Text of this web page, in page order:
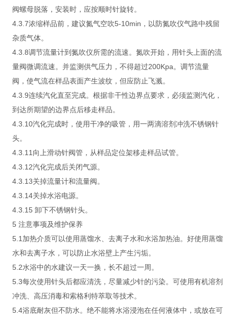
阀螺母脱落，安装时，应按顺时针旋转。
4.3.7浓缩样品前，建议氮气空吹5-10min，以防氮吹仪气路中残留
杂质气体。
4.3.8调节流量计到氮吹仪所需的流速。氮吹开始，用针头上面的流
量阀微调流速。并监测供气压力，不得超过200Kpa。调节流量
阀，使气流在样品表面产生波纹，但应防止飞溅。
4.3.9连续汽化直至完成。根据非干性边界点要求，必须监测汽化，
到达所期望的边界点后移走样品。
4.3.10汽化完成时，使用干净的吸管，用一两滴溶剂冲洗不锈钢针
头。
4.3.11向上滑动针阀管，从样品定位架移走样品试管。
4.3.12汽化完成后关闭气源。
4.3.13关掉流量计和流量阀。
4.3.14关掉水浴电源。
4.3.15 卸下不锈钢针头。
5 注意事项及维护保养
5.1加热介质可以使用蒸馏水、去离子水和水浴加热油。好使用蒸馏
水和去离子水，可以防止水浴壁上产生污垢。
5.2水浴中的水建议一天一换，长不超过一周。
5.3每次使用针头后都应清洗，尽量减少针的污染。可使用有机溶剂
冲洗、高压消毒和索格利特萃取等技术。
5.4浴底耐灰但不防水。绝不能将水浴浸泡在任何液体中，或放在可